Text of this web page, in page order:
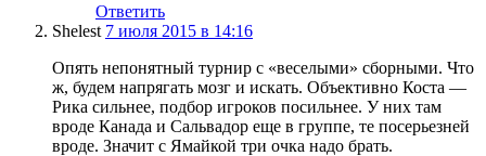
Ответить
Shelest 7 июля 2015 в 14:16
Опять непонятный турнир с «веселыми» сборными. Что
ж, будем напрягать мозг и искать. Объективно Коста —
Рика сильнее, подбор игроков посильнее. У них там
вроде Канада и Сальвадор еще в группе, те посерьезней
вроде. Значит с Ямайкой три очка надо брать.